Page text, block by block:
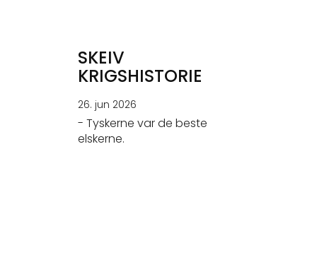
SKEIV
KRIGSHISTORIE
26. jun 2026
- Tyskerne var de beste
elskerne.